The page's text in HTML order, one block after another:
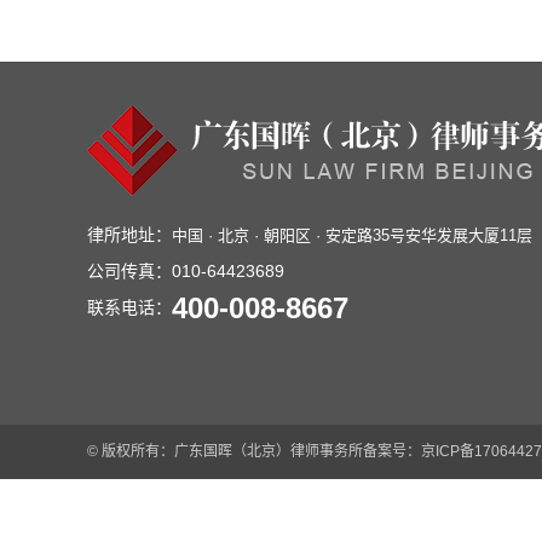
律所地址： 中国 · 北京 · 朝阳区 · 安定路35号安华发展大厦11层
公司传真： 010-64423689
联系电话： 400-008-8667
© 版权所有：广东国晖（北京）律师事务所备案号：京ICP备